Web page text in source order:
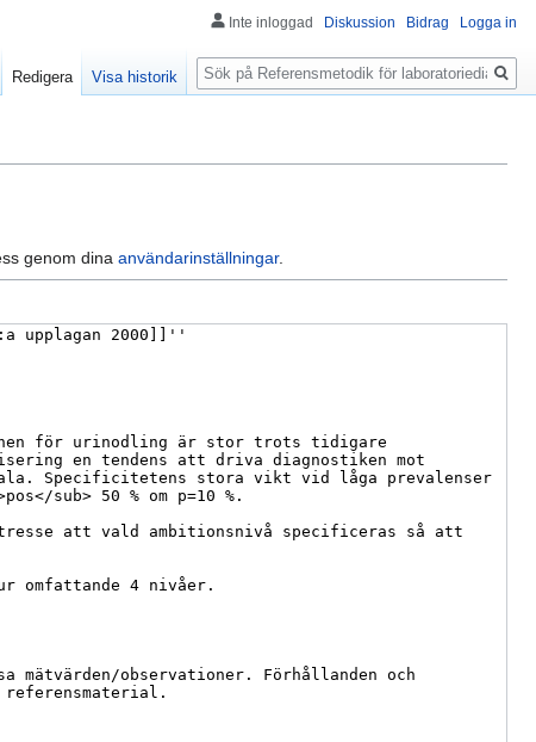
genom dina användarinställningar.
Inte inloggad Diskussion Bidrag Logga in
Redigera Visa historik
Sök